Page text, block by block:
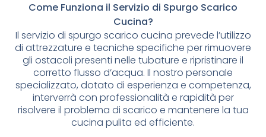
Come Funziona il Servizio di Spurgo Scarico
Cucina?
Il servizio di spurgo scarico cucina prevede l’utilizzo
di attrezzature e tecniche specifiche per rimuovere
gli ostacoli presenti nelle tubature e ripristinare il
corretto flusso d’acqua. Il nostro personale
specializzato, dotato di esperienza e competenza,
interverrà con professionalità e rapidità per
risolvere il problema di scarico e mantenere la tua
cucina pulita ed efficiente.